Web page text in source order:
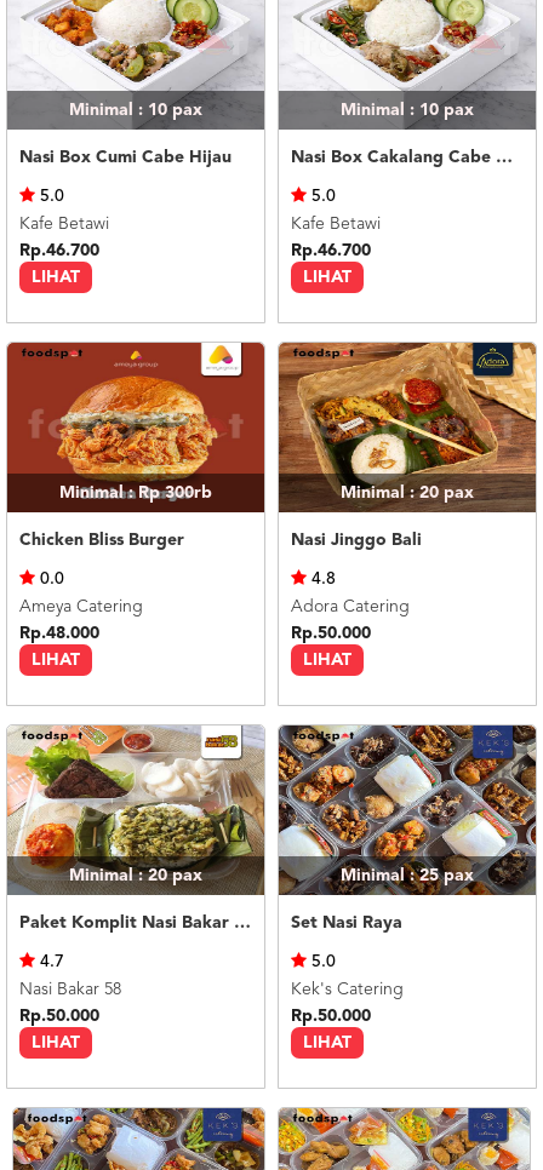
Minimal : 10pax
Nasi Box Cumi Cabe Hijau
LIHAT
5.0
Kafe Betawi
Rp.46.700
Minimal : 10pax
Nasi Box Cakalang Cabe Hijau
LIHAT
5.0
Kafe Betawi
Rp.46.700
Minimal : Rp 300rb
Chicken Bliss Burger
LIHAT
0.0
Ameya Catering
Rp.48.000
Minimal : 20pax
Nasi Jinggo Bali
LIHAT
4.8
Adora Catering
Rp.50.000
Minimal : 20pax
Paket Komplit Nasi Bakar Ayam Cabe Ijo
LIHAT
4.7
Nasi Bakar 58
Rp.50.000
Minimal : 25pax
Set Nasi Raya
LIHAT
5.0
Kek's Catering
Rp.50.000